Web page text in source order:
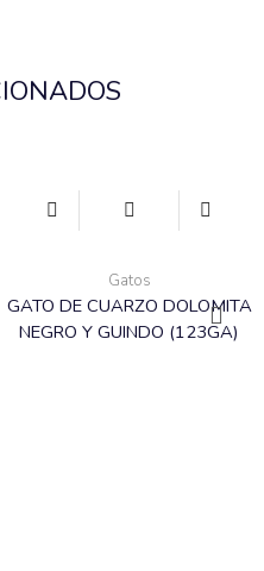
Gatos
GATO DE CUARZO DOLOMITA
NEGRO Y GUINDO (123GA)